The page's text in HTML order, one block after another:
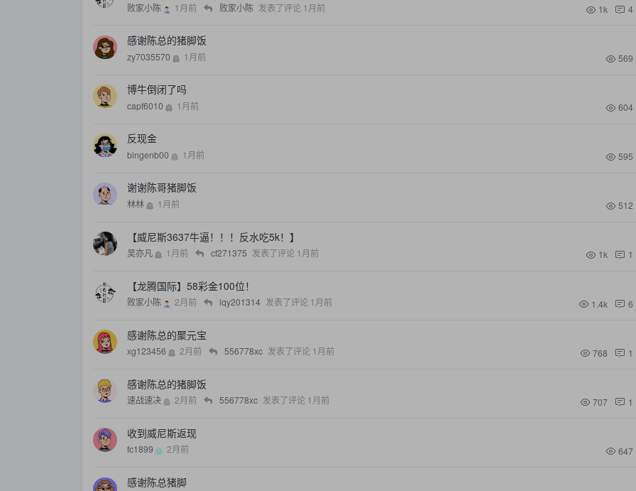
败家小陈 1月前 败家小陈 发表了评论1月前 1k 4
感谢陈总的猪脚饭
zy7035570 1月前 569
博牛倒闭了吗
capf6010 1月前 604
反现金
bingenb00 1月前 595
谢谢陈哥猪脚饭
林林 1月前 512
【威尼斯3637牛逼！！！反水吃5k！】
吴亦凡 1月前 cf271375 发表了评论1月前 1k 1
【龙腾国际】58彩金100位！
败家小陈 2月前 lqy201314 发表了评论1月前 1.4k 6
感谢陈总的聚元宝
xg123456 2月前 556778xc 发表了评论1月前 768 1
感谢陈总的猪脚饭
速战速决 2月前 556778xc 发表了评论1月前 707 1
收到威尼斯返现
fc1899 2月前 647
感谢陈总猪脚